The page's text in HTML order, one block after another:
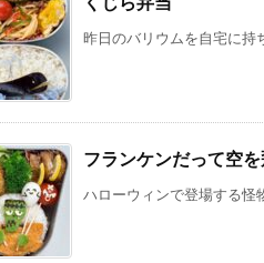
昨日のバリウムを自宅に持
フランケンだって空
ハローウィンで登場する怪